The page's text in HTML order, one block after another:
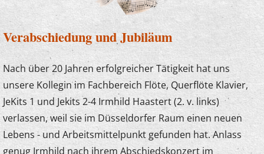
Verabschiedung und Jubiläum
Nach über 20 Jahren erfolgreicher Tätigkeit hat uns
unsere Kollegin im Fachbereich Flöte, Querflöte Klavier,
JeKits 1 und Jekits 2-4 Irmhild Haastert (2. v. links)
verlassen, weil sie im Düsseldorfer Raum einen neuen
Lebens - und Arbeitsmittelpunkt gefunden hat. Anlass
genug Irmhild nach ihrem Abschiedskonzert im